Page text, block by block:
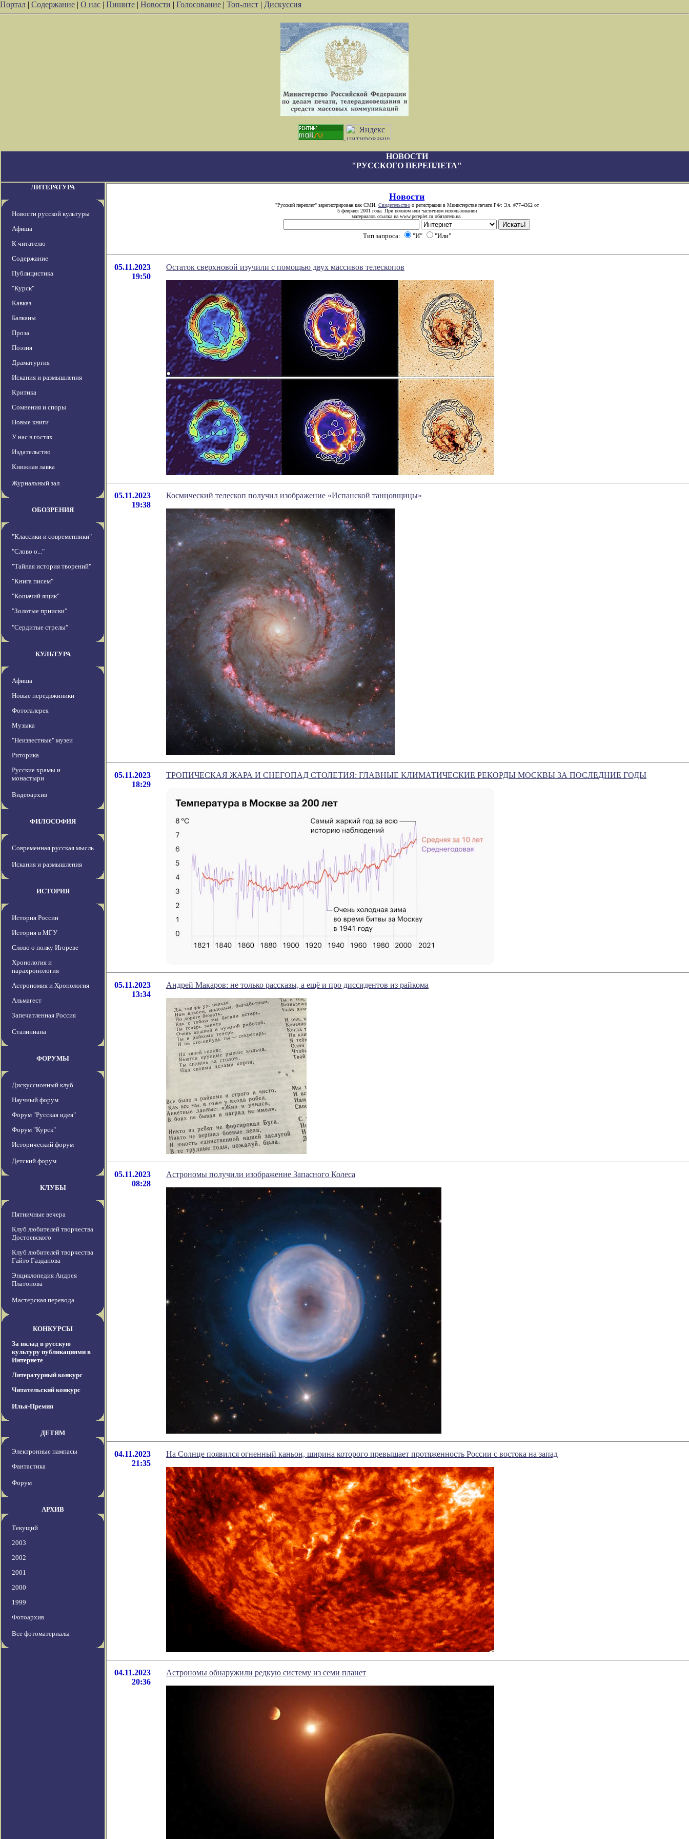
Портал | Содержание | О нас | Пишите | Новости | Голосование | Топ-лист | Дискуссия
НОВОСТИ
"РУССКОГО ПЕРЕПЛЕТА"
ЛИТЕРАТУРА
Новости русской культуры
Афиша
К читателю
Содержание
Публицистика
"Курск"
Кавказ
Балканы
Проза
Поэзия
Драматургия
Искания и размышления
Критика
Сомнения и споры
Новые книги
У нас в гостях
Издательство
Книжная лавка
Журнальный зал
ОБОЗРЕНИЯ
"Классики и современники"
"Слово о..."
"Тайная история творений"
"Книга писем"
"Кошачий ящик"
"Золотые прииски"
"Сердитые стрелы"
КУЛЬТУРА
Афиша
Новые передвжиники
Фотогалерея
Музыка
"Неизвестные" музеи
Риторика
Русские храмы и
монастыри
Видеоархив
ФИЛОСОФИЯ
Современная русская мысль
Искания и размышления
ИСТОРИЯ
История России
История в МГУ
Слово о полку Игореве
Хронология и
парахронология
Астрономия и Хронология
Альмагест
Запечатленная Россия
Сталиниана
ФОРУМЫ
Дискуссионный клуб
Научный форум
Форум "Русская идея"
Форум "Курск"
Исторический форум
Детский форум
КЛУБЫ
Пятничные вечера
Клуб любителей творчества
Достоевского
Клуб любителей творчества
Гайто Газданова
Энциклопедия Андрея
Платонова
Мастерская перевода
КОНКУРСЫ
За вклад в русскую
культуру публикациями в
Интернете
Литературный конкурс
Читательский конкурс
Илья-Премия
ДЕТЯМ
Электронные пампасы
Фантастика
Форум
АРХИВ
Текущий
2003
2002
2001
2000
1999
Фотоархив
Все фотоматериалы
Новости
"Русский переплет" зарегистрирован как СМИ. Свидетельствоо регистрации в Министерстве печати РФ: Эл. #77-4362 от
5 февраля 2001 года. При полном или частичном использовании
материалов ссылка на www.pereplet.ru обязательна.
Тип запроса: "И" "Или"
05.11.2023
19:50
Остаток сверхновой изучили с помощью двух массивов телескопов
05.11.2023
19:38
Космический телескоп получил изображение «Испанской танцовщицы»
05.11.2023
18:29
ТРОПИЧЕСКАЯ ЖАРА И СНЕГОПАД СТОЛЕТИЯ: ГЛАВНЫЕ КЛИМАТИЧЕСКИЕ РЕКОРДЫ МОСКВЫ ЗА ПОСЛЕДНИЕ ГОДЫ
05.11.2023
13:34
Андрей Макаров: не только рассказы, а ещё и про диссидентов из райкома
05.11.2023
08:28
Астрономы получили изображение Запасного Колеса
04.11.2023
21:35
На Солнце появился огненный каньон, ширина которого превышает протяженность России с востока на запад
04.11.2023
20:36
Астрономы обнаружили редкую систему из семи планет